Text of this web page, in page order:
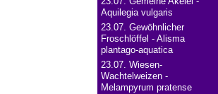
Aquilegia vulgaris
23.07. Gewöhnlicher
Froschlöffel - Alisma
plantago-aquatica
23.07. Wiesen-
Wachtelweizen -
Melampyrum pratense